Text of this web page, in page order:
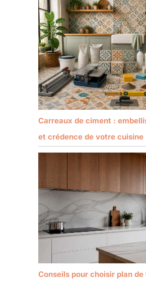
Carreaux de ciment :
et crédence de votre cuisine
Conseils pour choisir plan